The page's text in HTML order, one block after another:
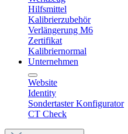
Hilfsmittel
Kalibrierzubehör
Verlängerung M6
Zertifikat
Kalibriernormal
Unternehmen
Website
Identity
Sondertaster Konfigurator
CT Check